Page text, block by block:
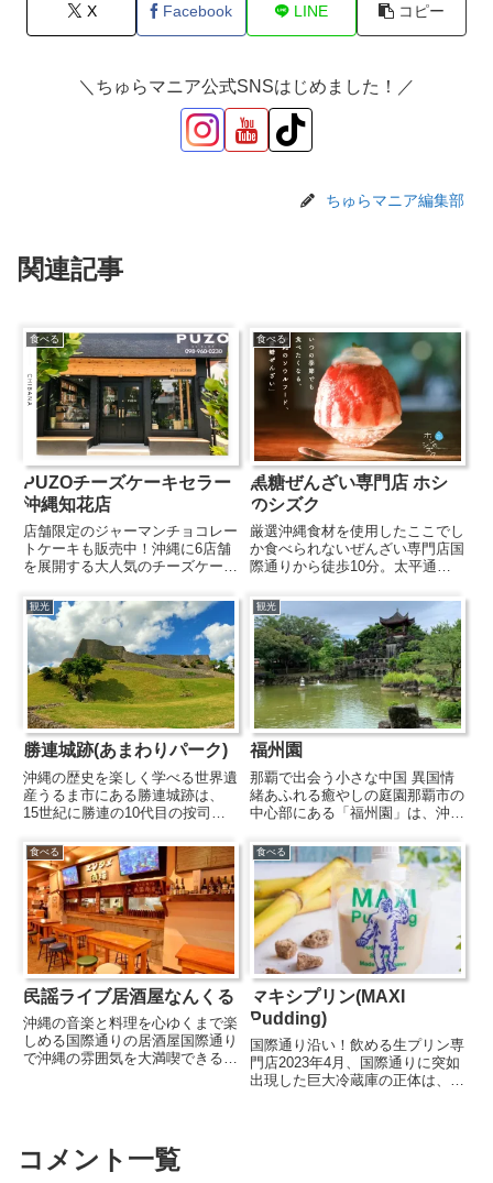
X Facebook LINE コピー
＼ちゅらマニア公式SNSはじめました！／
ちゅらマニア編集部
関連記事
食べる
PUZOチーズケーキセラー
沖縄知花店
店舗限定のジャーマンチョコレー
トケーキも販売中！沖縄に6店舗
を展開する大人気のチーズケーキ
「マンハッタンの恋～ニューヨー
クチーズケーキ」をはじめ、レア
チーズケーキやスフレチーズケー
キ、沖縄の食材を使った「宮...
食べる
黒糖ぜんざい専門店 ホシ
のシズク
厳選沖縄食材を使用したここでし
か食べられないぜんざい専門店国
際通りから徒歩10分。太平通り
ぜんざいがいただけるお店『ホシ
ノシズク』。氷はやんばるの天然
氷を薄くふわふわに削っており、
いちごは大宜味村のものを、金
時...
観光
勝連城跡(あまわりパーク)
沖縄の歴史を楽しく学べる世界遺
産うるま市にある勝連城跡は、
15世紀に勝連の10代目の按司・
スクの城跡。「琉球王国のグスク
及び関連遺産群」の一つとしてユ
ネスコの世界遺産に登録されてい
ます。自然の丘陵の上に築城さ...
観光
福州園
那覇で出会う小さな中国 異国情
緒あふれる癒やしの庭園那覇市の
中心部にある「福州園」は、沖縄
10周年を記念して1992年に開園
した中国式庭園です。琉球王国時
代から深いつながりを持つ中国文
化を感じられる場所として、市...
食べる
民謡ライブ居酒屋なんくる
沖縄の音楽と料理を心ゆくまで楽
しめる国際通りの居酒屋国際通り
で沖縄の雰囲気を大満喫できる
アグー豚のタコライスや島豆腐の
サラ...
食べる
マキシプリン(MAXI
Pudding)
国際通り沿い！飲める生プリン専
門店2023年4月、国際通りに突如
出現した巨大冷蔵庫の正体は、ク
コメント一覧